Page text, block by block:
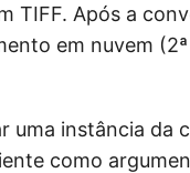
TIFF. Após a
em nuvem
uma instância da
como